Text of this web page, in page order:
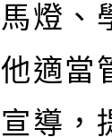
馬燈、
他適當
宣導，